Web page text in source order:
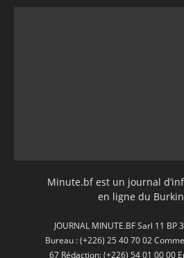
Minute.bf est un journal
en ligne du
JOURNAL MINUTE.BF Sarl 11 BP
Bureau : (+226) 25 40 70 02
67 Rédaction: (+226) 54 01 00 00